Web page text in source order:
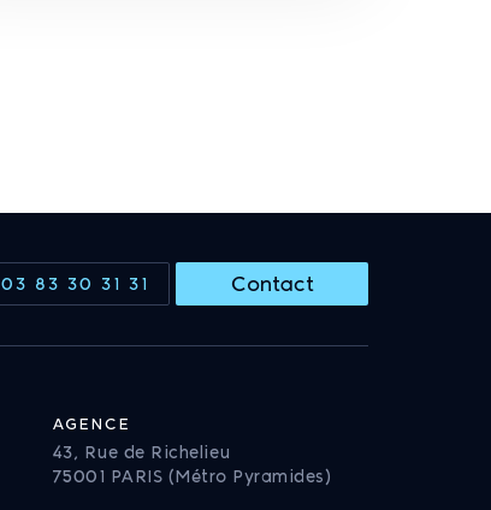
03 83 30 31 31 Contact
AGENCE
43, Rue de Richelieu
75001 PARIS (Métro Pyramides)